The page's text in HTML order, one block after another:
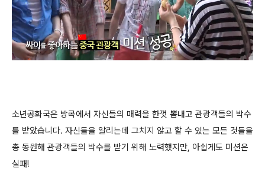
소년공화국은 방콕에서 자신들의 매력을 한껏 뽐내고 관광객들의 박수
를 받았습니다. 자신들을 알리는데 그치지 않고 할 수 있는 모든 것들을
총 동원해 관광객들의 박수를 받기 위해 노력했지만, 아쉽게도 미션은
실패!